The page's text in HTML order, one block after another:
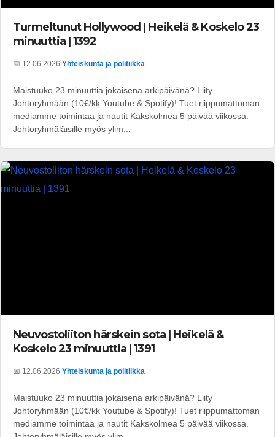
Turmeltunut Hollywood | Heikelä & Koskelo 23
minuuttia | 1392
📅 12.06.2026|Yhteiskunta ja politiikka
Maistuuko 23 minuuttia jokaisena arkipäivänä? Liity
Johtoryhmään (10€/kk Youtube & Spotify)! Tuet riippumattoman
mediamme toimintaa ja nautit Kakskolmea 5 päivää viikossa.
Johtoryhmäläisille myös ylim...
Neuvostoliiton härskein sota | Heikelä &
Koskelo 23 minuuttia | 1391
📅 12.06.2026|Yhteiskunta ja politiikka
Maistuuko 23 minuuttia jokaisena arkipäivänä? Liity
Johtoryhmään (10€/kk Youtube & Spotify)! Tuet riippumattoman
mediamme toimintaa ja nautit Kakskolmea 5 päivää viikossa.